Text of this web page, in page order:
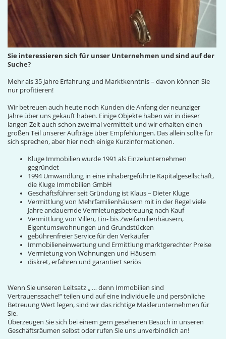
Sie interessieren sich für unser Unternehmen und sind auf der
Suche?
Mehr als 35 Jahre Erfahrung und Marktkenntnis – davon können Sie
nur profitieren!
Wir betreuen auch heute noch Kunden die Anfang der neunziger
Jahre über uns gekauft haben. Einige Objekte haben wir in dieser
langen Zeit auch schon zweimal vermittelt und wir erhalten einen
großen Teil unserer Aufträge über Empfehlungen. Das allein sollte für
sich sprechen, aber hier noch einige Kurzinformationen.
Kluge Immobilien wurde 1991 als Einzelunternehmen
gegründet
1994 Umwandlung in eine inhabergeführte Kapitalgesellschaft,
die Kluge Immobilien GmbH
Geschäftsführer seit Gründung ist Klaus – Dieter Kluge
Vermittlung von Mehrfamilienhäusern mit in der Regel viele
Jahre andauernde Vermietungsbetreuung nach Kauf
Vermittlung von Villen, Ein- bis Zweifamilienhäusern,
Eigentumswohnungen und Grundstücken
gebührenfreier Service für den Verkäufer
Immobilieneinwertung und Ermittlung marktgerechter Preise
Vermietung von Wohnungen und Häusern
diskret, erfahren und garantiert seriös
Wenn Sie unseren Leitsatz „ … denn Immobilien sind
Vertrauenssache!“ teilen und auf eine individuelle und persönliche
Betreuung Wert legen, sind wir das richtige Maklerunternehmen für
Sie.
Überzeugen Sie sich bei einem gern gesehenen Besuch in unseren
Geschäftsräumen selbst oder rufen Sie uns unverbindlich an!